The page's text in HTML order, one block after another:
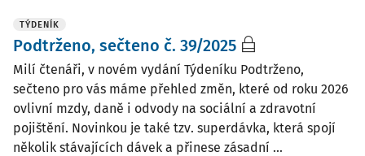
TÝDENÍK
Podtrženo, sečteno č. 39/2025
Milí čtenáři, v novém vydání Týdeníku Podtrženo,
sečteno pro vás máme přehled změn, které od roku 2026
ovlivní mzdy, daně i odvody na sociální a zdravotní
pojištění. Novinkou je také tzv. superdávka, která spojí
několik stávajících dávek a přinese zásadní ...